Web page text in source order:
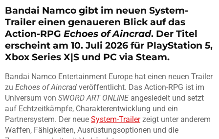
Bandai Namco gibt im neuen System-
Trailer einen genaueren Blick auf das
Action-RPG Echoes of Aincrad. Der Titel
erscheint am 10. Juli 2026 für PlayStation 5,
Xbox Series X|S und PC via Steam.
Bandai Namco Entertainment Europe hat einen neuen Trailer
zu Echoes of Aincrad veröffentlicht. Das Action-RPG ist im
Universum von SWORD ART ONLINEangesiedelt und setzt
auf Echtzeitkämpfe, Charakterentwicklung und ein
Partnersystem. Der neue System-Trailerzeigt unter anderem
Waffen, Fähigkeiten, Ausrüstungsoptionen und die